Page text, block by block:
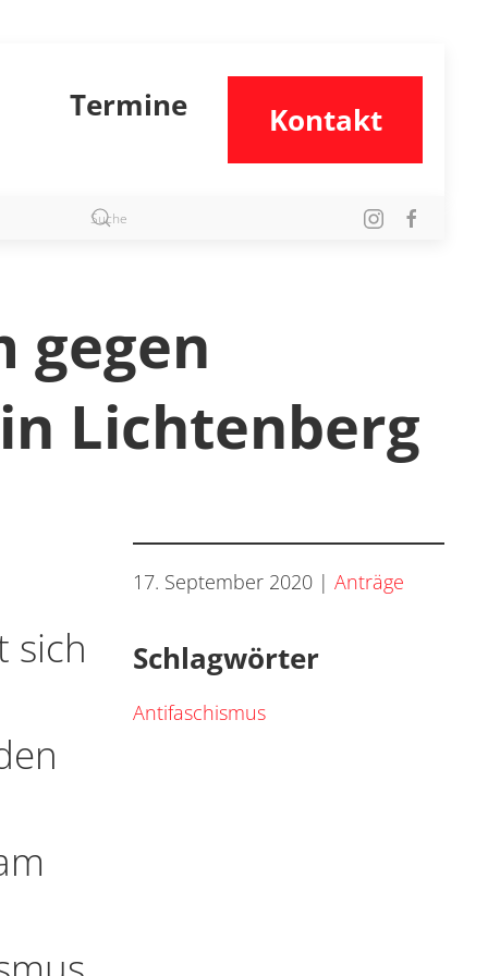
Termine Kontakt
gegen
Lichtenberg
sich
17. September 2020 | Anträge
Schlagwörter
Antifaschismus